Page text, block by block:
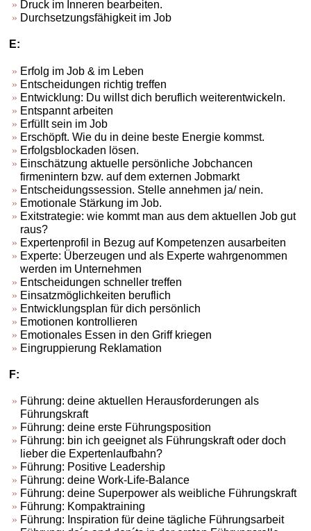
Druck im Inneren bearbeiten.
Durchsetzungsfähigkeit im Job
E:
Erfolg im Job & im Leben
Entscheidungen richtig treffen
Entwicklung: Du willst dich beruflich weiterentwickeln.
Entspannt arbeiten
Erfüllt sein im Job
Erschöpft. Wie du in deine beste Energie kommst.
Erfolgsblockaden lösen.
Einschätzung aktuelle persönliche Jobchancen
firmenintern bzw. auf dem externen Jobmarkt
Entscheidungssession. Stelle annehmen ja/ nein.
Emotionale Stärkung im Job.
Exitstrategie: wie kommt man aus dem aktuellen Job gut
raus?
Expertenprofil in Bezug auf Kompetenzen ausarbeiten
Experte: Überzeugen und als Experte wahrgenommen
werden im Unternehmen
Entscheidungen schneller treffen
Einsatzmöglichkeiten beruflich
Entwicklungsplan für dich persönlich
Emotionen kontrollieren
Emotionales Essen in den Griff kriegen
Eingruppierung Reklamation
F:
Führung: deine aktuellen Herausforderungen als
Führungskraft
Führung: deine erste Führungsposition
Führung: bin ich geeignet als Führungskraft oder doch
lieber die Expertenlaufbahn?
Führung: Positive Leadership
Führung: deine Work-Life-Balance
Führung: deine Superpower als weibliche Führungskraft
Führung: Kompaktraining
Führung: Inspiration für deine tägliche Führungsarbeit